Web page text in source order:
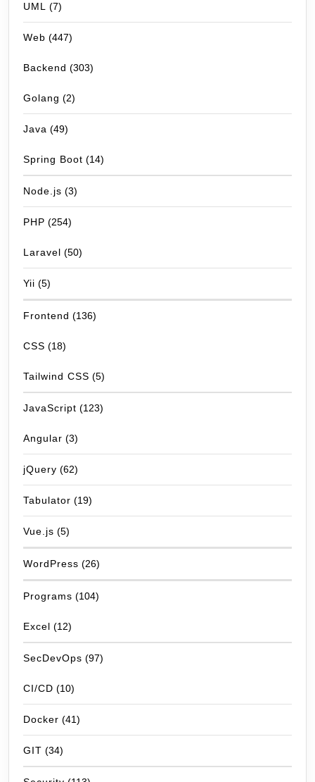
UML (7)
Web (447)
Backend (303)
Golang (2)
Java (49)
Spring Boot (14)
Node.js (3)
PHP (254)
Laravel (50)
Yii (5)
Frontend (136)
CSS (18)
Tailwind CSS (5)
JavaScript (123)
Angular (3)
jQuery (62)
Tabulator (19)
Vue.js (5)
WordPress (26)
Programs (104)
Excel (12)
SecDevOps (97)
CI/CD (10)
Docker (41)
GIT (34)